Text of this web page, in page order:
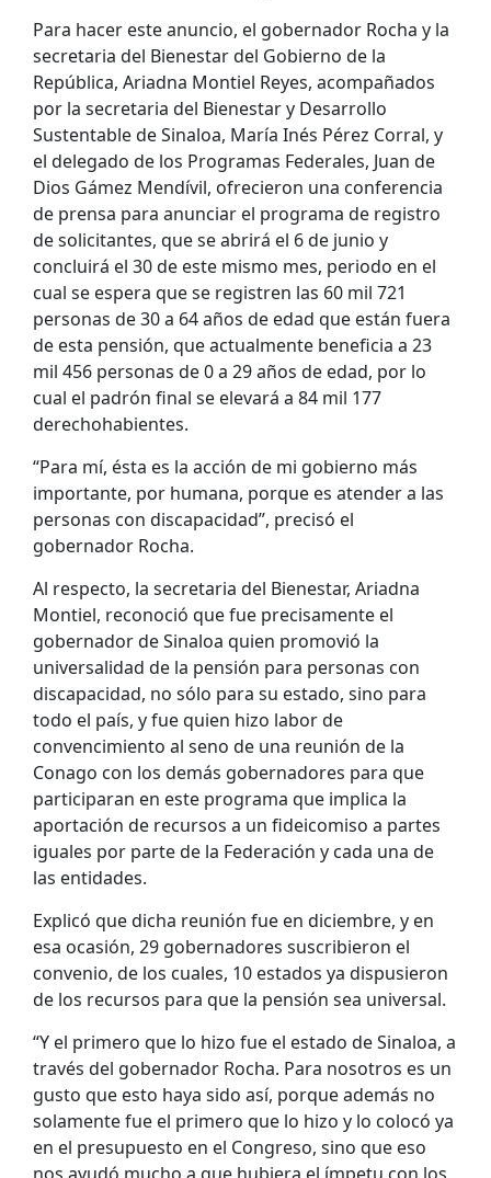
Para hacer este anuncio, el gobernador Rocha y la
secretaria del Bienestar del Gobierno de la
República, Ariadna Montiel Reyes, acompañados
por la secretaria del Bienestar y Desarrollo
Sustentable de Sinaloa, María Inés Pérez Corral, y
el delegado de los Programas Federales, Juan de
Dios Gámez Mendívil, ofrecieron una conferencia
de prensa para anunciar el programa de registro
de solicitantes, que se abrirá el 6 de junio y
concluirá el 30 de este mismo mes, periodo en el
cual se espera que se registren las 60 mil 721
personas de 30 a 64 años de edad que están fuera
de esta pensión, que actualmente beneficia a 23
mil 456 personas de 0 a 29 años de edad, por lo
cual el padrón final se elevará a 84 mil 177
derechohabientes.
“Para mí, ésta es la acción de mi gobierno más
importante, por humana, porque es atender a las
personas con discapacidad”, precisó el
gobernador Rocha.
Al respecto, la secretaria del Bienestar, Ariadna
Montiel, reconoció que fue precisamente el
gobernador de Sinaloa quien promovió la
universalidad de la pensión para personas con
discapacidad, no sólo para su estado, sino para
todo el país, y fue quien hizo labor de
convencimiento al seno de una reunión de la
Conago con los demás gobernadores para que
participaran en este programa que implica la
aportación de recursos a un fideicomiso a partes
iguales por parte de la Federación y cada una de
las entidades.
Explicó que dicha reunión fue en diciembre, y en
esa ocasión, 29 gobernadores suscribieron el
convenio, de los cuales, 10 estados ya dispusieron
de los recursos para que la pensión sea universal.
“Y el primero que lo hizo fue el estado de Sinaloa, a
través del gobernador Rocha. Para nosotros es un
gusto que esto haya sido así, porque además no
solamente fue el primero que lo hizo y lo colocó ya
en el presupuesto en el Congreso, sino que eso